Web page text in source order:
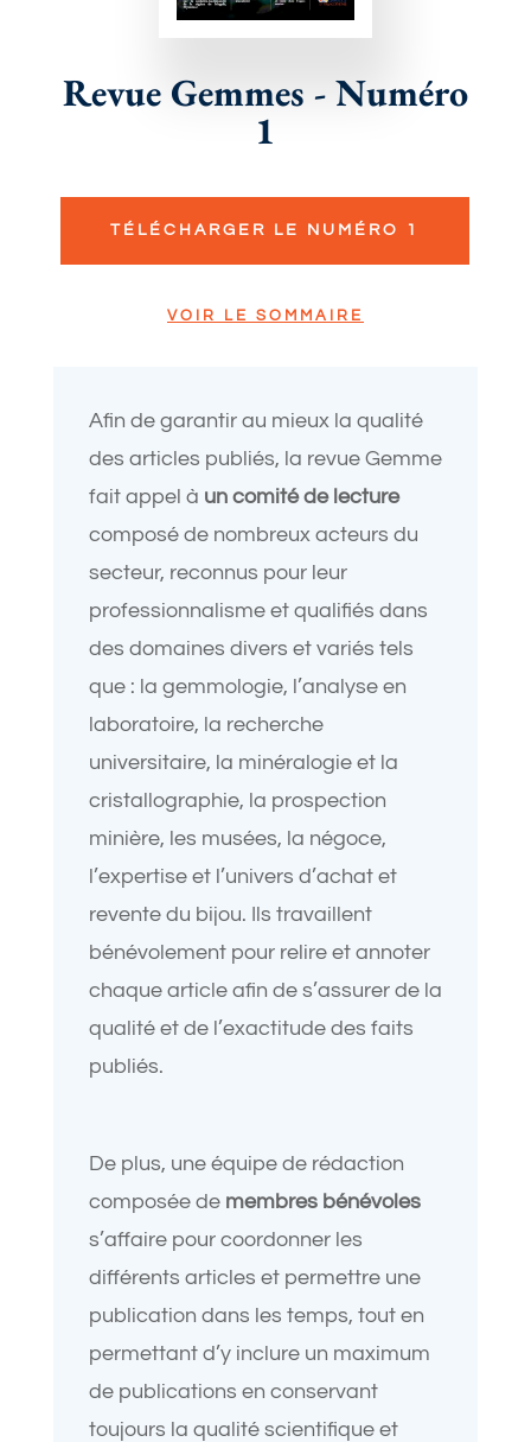
Revue Gemmes - Numéro
1
TÉLÉCHARGER LE NUMÉRO 1
VOIR LE SOMMAIRE
Afin de garantir au mieux la qualité
des articles publiés, la revue Gemme
fait appel à un comité de lecture
composé de nombreux acteurs du
secteur, reconnus pour leur
professionnalisme et qualifiés dans
des domaines divers et variés tels
que : la gemmologie, l’analyse en
laboratoire, la recherche
universitaire, la minéralogie et la
cristallographie, la prospection
minière, les musées, la négoce,
l’expertise et l’univers d’achat et
revente du bijou. Ils travaillent
bénévolement pour relire et annoter
chaque article afin de s’assurer de la
qualité et de l’exactitude des faits
publiés.
De plus, une équipe de rédaction
composée de membres bénévoles
s’affaire pour coordonner les
différents articles et permettre une
publication dans les temps, tout en
permettant d’y inclure un maximum
de publications en conservant
toujours la qualité scientifique et